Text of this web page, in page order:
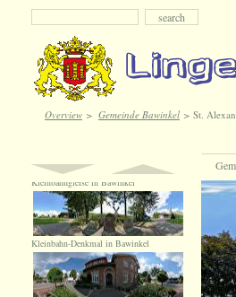
Overview > Gemeinde Bawinkel > St.
Kleinbahngleise in Bawinkel
Kleinbahn-Denkmal in Bawinkel